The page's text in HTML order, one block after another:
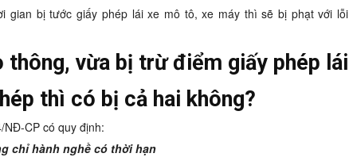
gian bị tước giấy phép lái xe mô tô, xe máy thì sẽ bị phạt với lỗi
thông, vừa bị trừ điểm giấy phép lái
thì có bị cả hai không?
CP có quy định:
chỉ hành nghề có thời hạn